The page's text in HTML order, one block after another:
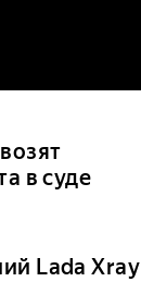
в суде
Lada Xray